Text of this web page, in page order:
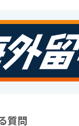
質問